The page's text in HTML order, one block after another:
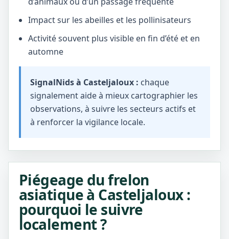
Impact sur les abeilles et les pollinisateurs
Activité souvent plus visible en fin d’été et en
automne
SignalNids à Casteljaloux : chaque
signalement aide à mieux cartographier les
observations, à suivre les secteurs actifs et
à renforcer la vigilance locale.
Piégeage du frelon
asiatique à Casteljaloux :
pourquoi le suivre
localement ?